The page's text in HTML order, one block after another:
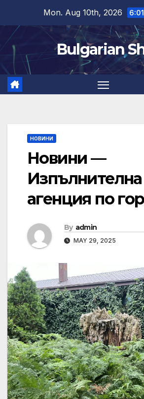
content
Mon. Aug 10th, 2026
Bulgarian
НОВИНИ
Новини —
Изпълнителна
агенция по
By admin
MAY 29, 2025